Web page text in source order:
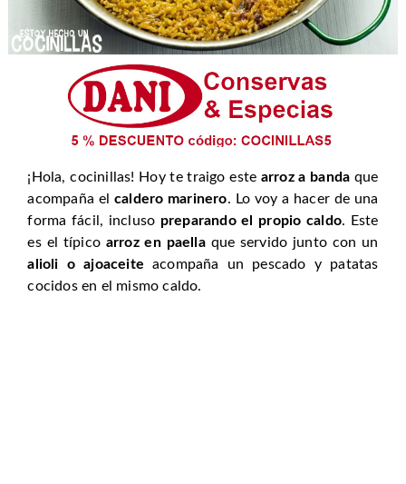
¡Hola, cocinillas! Hoy te traigo este arroz a banda que
acompaña el caldero marinero. Lo voy a hacer de una
forma fácil, incluso preparando el propio caldo. Este
es el típico arroz en paellaque servido junto con un
alioli o ajoaceite acompaña un pescado y patatas
cocidos en el mismo caldo.